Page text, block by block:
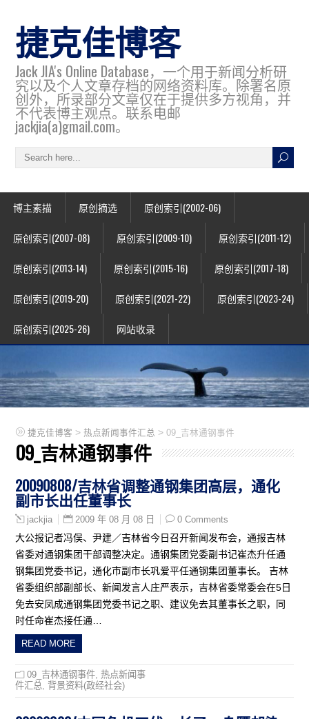
捷克佳博客
Jack JIA's Online Database，一个用于新闻分析研
究以及个人文章存档的网络资料库。除署名原
创外，所录部分文章仅在于提供多方视角，并
不代表博主观点。联系电邮
jackjia(a)gmail.com。
博主素描 原创摘选 原创索引(2002-06)
原创索引(2007-08) 原创索引(2009-10) 原创索引(2011-12)
原创索引(2013-14) 原创索引(2015-16) 原创索引(2017-18)
原创索引(2019-20) 原创索引(2021-22) 原创索引(2023-24)
原创索引(2025-26) 网站收录
捷克佳博客 > 热点新闻事件汇总 >09_吉林通钢事件
09_吉林通钢事件
20090808/吉林省调整通钢集团高层，通化
副市长出任董事长
jackjia 2009 年 08 月 08 日 0 Comments
大公报记者冯俣、尹建／吉林省今日召开新闻发布会，通报吉林
省委对通钢集团干部调整决定。通钢集团党委副书记崔杰升任通
钢集团党委书记，通化市副市长巩爱平任通钢集团董事长。 吉林
省委组织部副部长、新闻发言人庄严表示，吉林省委常委会在5日
免去安凤成通钢集团党委书记之职、建议免去其董事长之职，同
时任命崔杰接任通…
READ MORE
09_吉林通钢事件 ,热点新闻事
件汇总
背景资料(政经社会)